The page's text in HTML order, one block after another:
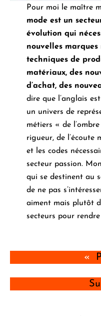
Pour moi le maître
mode est un
évolution qui
nouvelles marques
techniques de
matériaux, des
d’achat, des
dire que l’anglais
un univers de
métiers « de
rigueur, de l’écoute
et les codes
secteur passion.
qui se destinent au
de ne pas
aiment mais plutôt
secteurs pour
«